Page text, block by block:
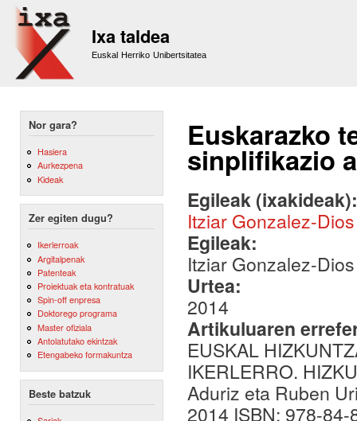
Ixa taldea
Euskal Herriko Unibertsitatea
Nor gara?
Hasiera
Aurkezpena
Kideak
Zer egiten dugu?
Ikerlerroak
Argitalpenak
Patenteak
Proiektuak eta kontratuak
Spin-off enpresa
Doktorego programa
Master ofiziala
Antolatutako ekintzak
Etengabeko formakuntza
Beste batzuk
Euskarazko
sinplifikazio
Egileak
Itziar Gonzalez-Dios
Egileak:
Itziar Gonzalez-Dios
Urtea:
2014
Artikuluaren
EUSKAL
IKERLERRO.
Aduriz eta Ruben
2014 ISBN: 978-